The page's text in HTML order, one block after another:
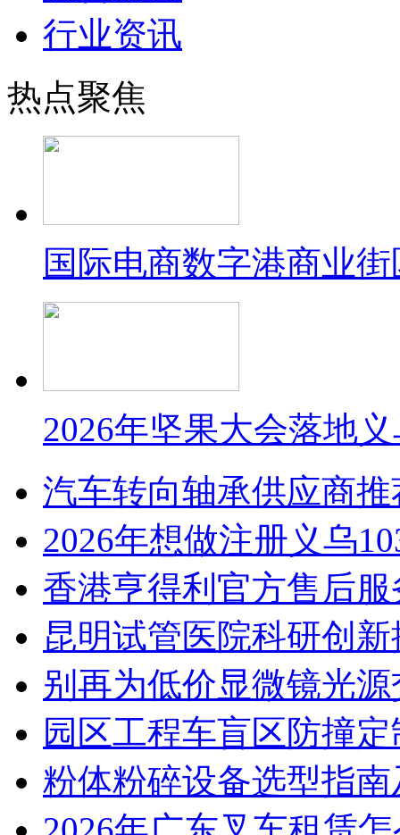
行业资讯
热点聚焦
国际电商数字港商业
2026年坚果大会落地
汽车转向轴承供应商
2026年想做注册义乌
香港亨得利官方售后
昆明试管医院科研创
别再为低价显微镜光
园区工程车盲区防撞
粉体粉碎设备选型指